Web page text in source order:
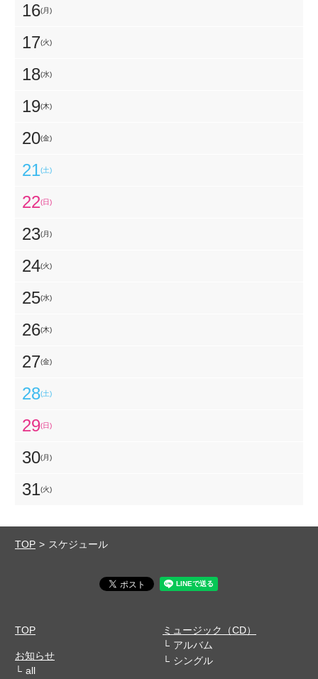
16(月)
17(火)
18(水)
19(木)
20(金)
21(土)
22(日)
23(月)
24(火)
25(水)
26(木)
27(金)
28(土)
29(日)
30(月)
31(火)
TOP スケジュール
TOP
お知らせ
all
ミュージック（CD）
アルバム
シングル